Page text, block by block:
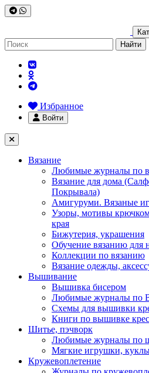
Найти
Избранное
Войти
Вязание
Любимые журналы по
Вязание для дома
Покрывала)
Амигуруми. Вязаные
Узоры, мотивы
края
Бижутерия, украшения
Обучение вязанию для
Коллекции по вязанию
Вязание одежды,
Вышивание
Вышивка бисером
Любимые журналы по
Схемы для вышивки
Книги по вышивке
Шитье, пэчворк
Любимые журналы по
Мягкие игрушки,
Кружевоплетение